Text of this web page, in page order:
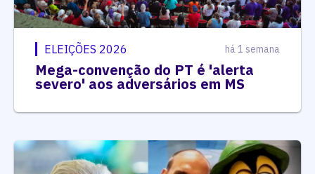
ELEIÇÕES 2026 há 1 semana
Mega-convenção do PT é 'alerta
severo' aos adversários em MS